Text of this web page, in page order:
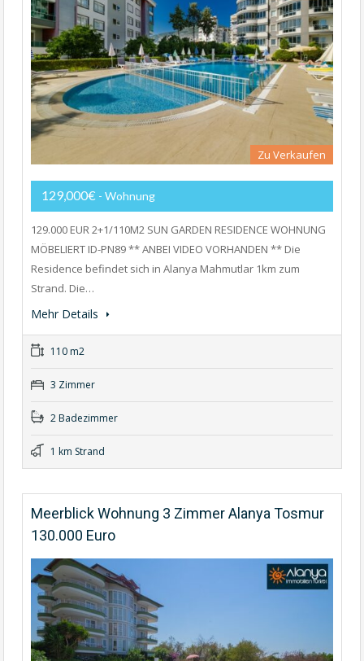
Zu Verkaufen
129,000€ - Wohnung
129.000 EUR 2+1/110M2 SUN GARDEN RESIDENCE WOHNUNG
MÖBELIERT ID-PN89 ** ANBEI VIDEO VORHANDEN ** Die
Residence befindet sich in Alanya Mahmutlar 1km zum
Strand. Die…
Mehr Details
110 m2
3 Zimmer
2 Badezimmer
1 km Strand
Meerblick Wohnung 3 Zimmer Alanya Tosmur
130.000 Euro